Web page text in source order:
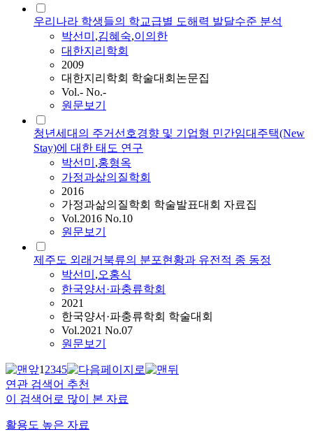
우리나라 학생들의 학교급별 도해력 발달수준 분석
박선미 ,김혜숙,이의한
대한지리학회
2009
대한지리학회 학술대회논문집
Vol.- No.-
원문보기
청년세대의 주거선호경향 및 기업형 민간임대주택(New
Stay)에 대한 태도 연구
박선미 ,홍형옥
가정과삶의질학회
2016
가정과삶의질학회 학술발표대회 자료집
Vol.2016 No.10
원문보기
제주도 외래거북류의 분포현황과 유전적 종 동정
박선미 ,오홍식
한국양서·파충류학회
2021
한국양서·파충류학회 학술대회
Vol.2021 No.07
원문보기
12345
연관 검색어 추천
이 검색어로 많이 본 자료
활용도 높은 자료